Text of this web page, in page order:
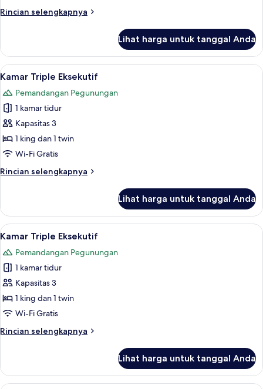
Rincian selengkapnya
Rincian
Kamar
Twin
Eksekutif
Lihat harga untuk tanggal Anda
Lihat
semua
foto
untuk
Kamar
Triple
Eksekutif
Meja kerja, tirai kedap cahaya,
4
Kamar Triple Eksekutif
Pemandangan Pegunungan
1 kamar tidur
Kapasitas 3
1 king dan 1 twin
Wi-Fi Gratis
Rincian selengkapnya
Rincian
Kamar
Triple
Eksekutif
Lihat harga untuk tanggal Anda
Lihat
semua
foto
untuk
Kamar
Triple
Eksekutif
Meja kerja, tirai kedap cahaya,
4
Kamar Triple Eksekutif
Pemandangan Pegunungan
1 kamar tidur
Kapasitas 3
1 king dan 1 twin
Wi-Fi Gratis
Rincian selengkapnya
Rincian
Kamar
Triple
Lihat harga untuk tanggal Anda